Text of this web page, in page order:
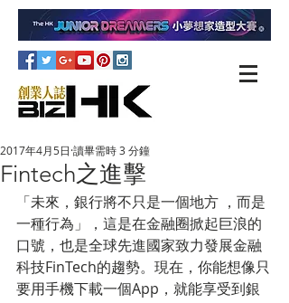
Fintech之進擊
2017年4月5日 讀畢需時 3 分鐘
「未來，銀行將不只是一個地方 ，而是
一種行為」，這是在金融圈掀起巨浪的
口號，也是全球先進國家致力發展金融
科技FinTech的趨勢。現在，你能想像只
要用手機下載一個App，就能享受到銀